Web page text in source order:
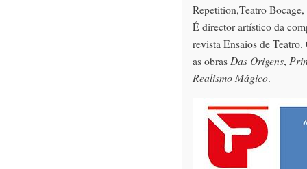
Repetition,Teatro
É director artístico da
revista Ensaios de
as obras Das Origens,
Realismo Mágico.